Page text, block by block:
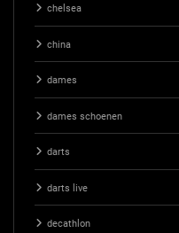
chelsea
china
dames
dames schoenen
darts
darts live
decathlon